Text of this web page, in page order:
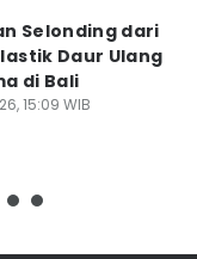
Selonding dari
Daur Ulang
di Bali
15:09 WIB